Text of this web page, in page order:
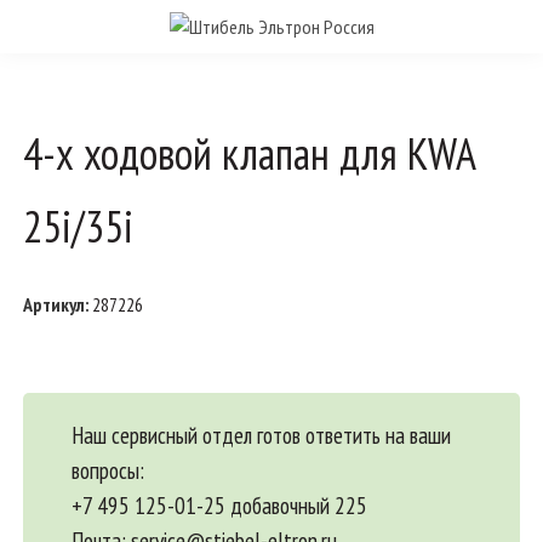
4-х ходовой клапан для KWA
25i/35i
Артикул: 287226
Наш сервисный отдел готов ответить на ваши
вопросы:
+7 495 125-01-25 добавочный 225